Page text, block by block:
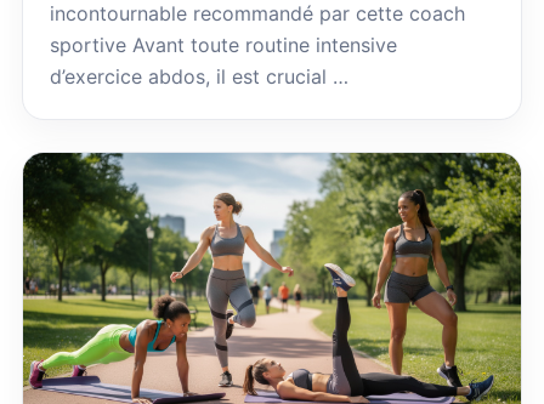
incontournable recommandé par cette coach
sportive Avant toute routine intensive
d’exercice abdos, il est crucial …